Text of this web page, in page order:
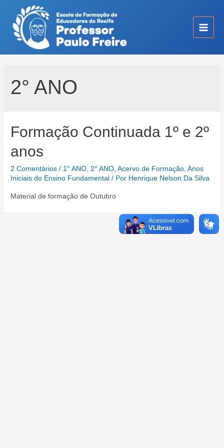
conteúdo
Main
2° ANO
Formação Continuada 1º e 2º
anos
2 Comentários / 1° ANO,2° ANO,Acervo de Formação,Anos
Iniciais do Ensino Fundamental / Por Henrique Nelson Da Silva
Material de formação de Outubro